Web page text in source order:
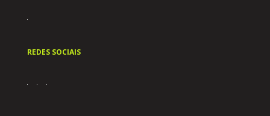
REDES SOCIAIS